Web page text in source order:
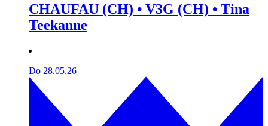
CHAUFAU (CH) • V3G (CH) • Tina
Teekanne
Do 28.05.26 —